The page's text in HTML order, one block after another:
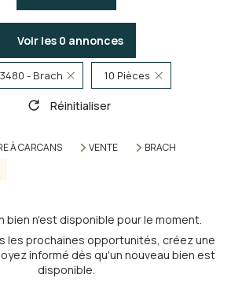
Voir les 0 annonces
- Brach 10 Pièces
Réinitialiser
À CARCANS VENTE
BRACH
bien n'est disponible pour le moment.
les prochaines opportunités, créez une
informé dès qu'un nouveau bien est
disponible.